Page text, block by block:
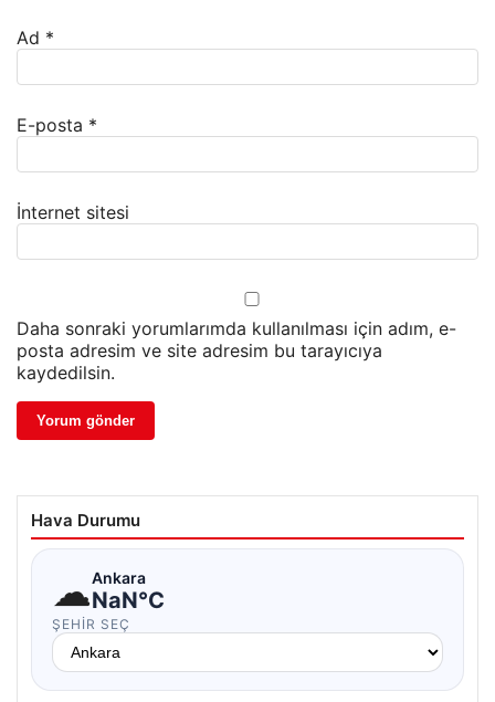
Ad *
E-posta *
İnternet sitesi
Daha sonraki yorumlarımda kullanılması için adım, e-
posta adresim ve site adresim bu tarayıcıya
kaydedilsin.
Hava Durumu
☁Ankara
NaN°C
ŞEHIR SEÇ